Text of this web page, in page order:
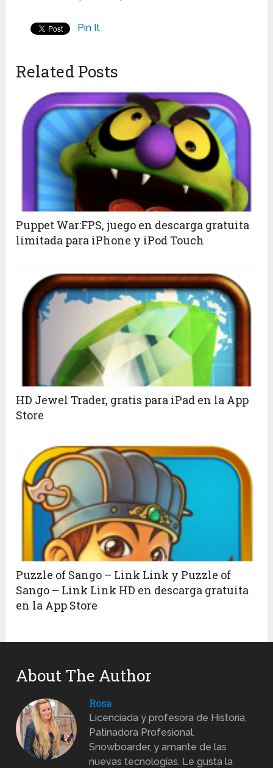
Pin It
Related Posts
Puppet War:FPS, juego en descarga gratuita
limitada para iPhone y iPod Touch
HD Jewel Trader, gratis para iPad en la App
Store
Puzzle of Sango – Link Link y Puzzle of
Sango – Link Link HD en descarga gratuita
en la App Store
About The Author
Rosa
Licenciada y profesora de Historia,
Patinadora Profesional,
Snowboarder, y amante de las
nuevas tecnologías. Le gusta la